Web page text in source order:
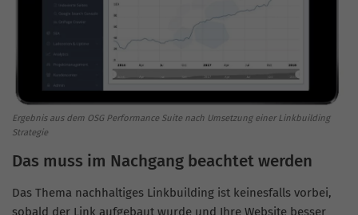
Ergebnis aus dem OSG Performance Suite nach Umsetzung einer Linkbuilding
Strategie
Das muss im Nachgang beachtet werden
Das Thema nachhaltiges Linkbuilding ist keinesfalls vorbei,